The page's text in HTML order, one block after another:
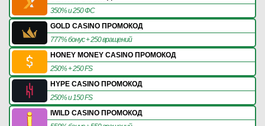
350% и 250 ФС
GOLD CASINO ПРОМОКОД
777% бонус + 250 вращений
HONEY MONEY CASINO ПРОМОКОД
250% + 250 FS
HYPE CASINO ПРОМОКОД
250% и 150 FS
IWILD CASINO ПРОМОКОД